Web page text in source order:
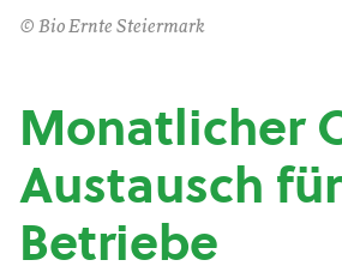
© Bio Ernte Steiermark
Monatlicher
Austausch
Betriebe